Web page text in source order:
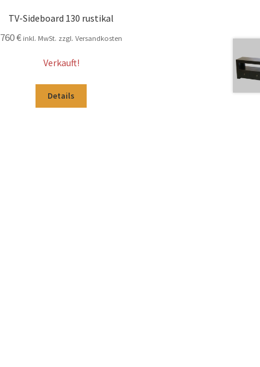
TV-Sideboard 130 rustikal
760€ inkl. MwSt. zzgl. Versandkosten
Verkauft!
Details